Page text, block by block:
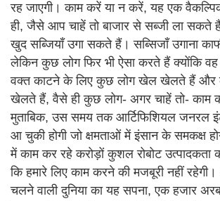
रह जाएगी। काम करें या न करें, यह एक
ही, जैसे आप चाहें तो बाजार से सब्जी ला सकते
खुद सब्जियाँ उगा सकते हैं। सब्सिजाँ उगाना
लेकिन कुछ लोग फिर भी ऐसा करते हैं क्योंकि
वक्त काटने के लिए कुछ लोग खेल खेलते हैं और
खेलते हैं, वैसे ही कुछ लोग- अगर चाहें तो-
मुताबिक, उस समय तक आर्टिफिशियल जनरल
आ चुकी होगी जो क्षमताओं में इंसान के समकक्ष
में काम कर रहे करोड़ों कुशल रोबोट उत्पादकता
कि हमारे लिए काम करने की मजबूरी नहीं
चलने वाली दुनिया का यह सपना, एक हजार